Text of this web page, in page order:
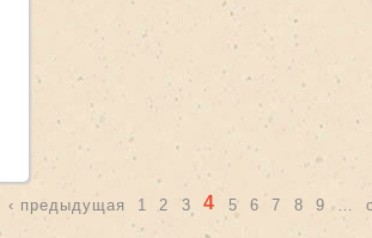
‹ предыдущая 1 2 3 4 5 6 7 8 9